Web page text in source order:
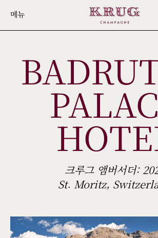
main
content
메뉴
크루그 앰버서더:
St. Moritz,